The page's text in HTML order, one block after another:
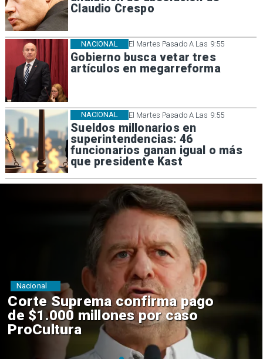
Claudio Crespo
El Martes Pasado A Las 9:55
Gobierno busca vetar tres
artículos en megarreforma
NACIONAL
El Martes Pasado A Las 9:55
Sueldos millonarios en
superintendencias: 46
funcionarios ganan igual o más
que presidente Kast
NACIONAL
Codelco suspende
construcción de Andes Norte
en El Teniente por riesgos
sísmicos
Nacional